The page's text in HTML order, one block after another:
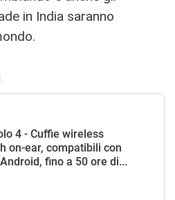
in India saranno
4 - Cuffie wireless
on-ear, compatibili con
fino a 50 ore di...